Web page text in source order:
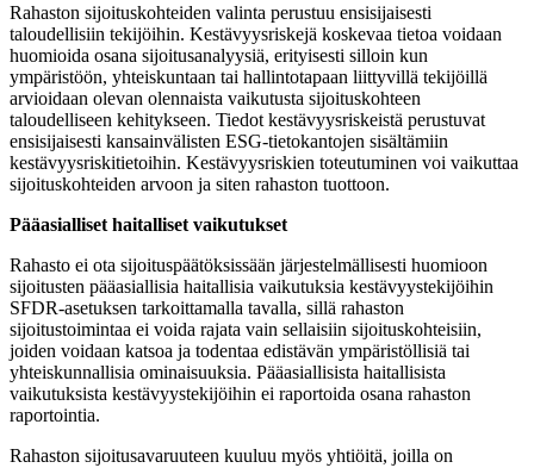
Rahaston sijoituskohteiden valinta perustuu ensisijaisesti
taloudellisiin tekijöihin. Kestävyysriskejä koskevaa tietoa voidaan
huomioida osana sijoitusanalyysiä, erityisesti silloin kun
ympäristöön, yhteiskuntaan tai hallintotapaan liittyvillä tekijöillä
arvioidaan olevan olennaista vaikutusta sijoituskohteen
taloudelliseen kehitykseen. Tiedot kestävyysriskeistä perustuvat
ensisijaisesti kansainvälisten ESG-tietokantojen sisältämiin
kestävyysriskitietoihin. Kestävyysriskien toteutuminen voi vaikuttaa
sijoituskohteiden arvoon ja siten rahaston tuottoon.
Pääasialliset haitalliset vaikutukset
Rahasto ei ota sijoituspäätöksissään järjestelmällisesti huomioon
sijoitusten pääasiallisia haitallisia vaikutuksia kestävyystekijöihin
SFDR-asetuksen tarkoittamalla tavalla, sillä rahaston
sijoitustoimintaa ei voida rajata vain sellaisiin sijoituskohteisiin,
joiden voidaan katsoa ja todentaa edistävän ympäristöllisiä tai
yhteiskunnallisia ominaisuuksia. Pääasiallisista haitallisista
vaikutuksista kestävyystekijöihin ei raportoida osana rahaston
raportointia.
Rahaston sijoitusavaruuteen kuuluu myös yhtiöitä, joilla on